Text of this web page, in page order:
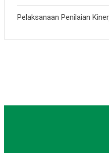
Pelaksanaan Penilaian